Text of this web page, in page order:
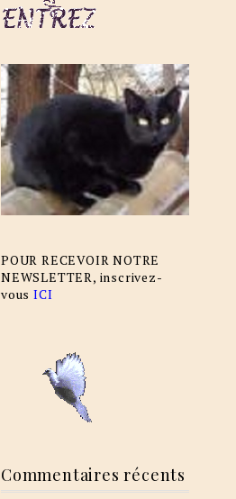
POUR RECEVOIR NOTRE
NEWSLETTER, inscrivez-
vous ICI
Commentaires récents